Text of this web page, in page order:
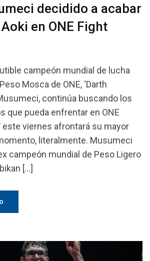
decidido a acabar
en ONE Fight
campeón mundial de lucha
Mosca de ONE, ‘Darth
continúa buscando los
que pueda enfrentar en ONE
este viernes afrontará su mayor
literalmente. Musumeci
campeón mundial de Peso Ligero
[…]